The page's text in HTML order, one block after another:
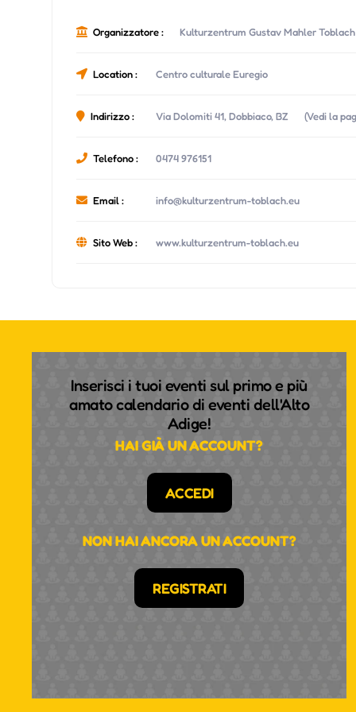
Organizzatore : Kulturzentrum Gustav Mahler Toblach
Location : Centro culturale Euregio
Indirizzo : Via Dolomiti 41, Dobbiaco, BZ (Vedi la
Telefono : 0474 976151
Email : info@kulturzentrum-toblach.eu
Sito Web : www.kulturzentrum-toblach.eu
Inserisci i tuoi eventi sul primo e più
amato calendario di eventi dell'Alto
Adige!
HAI GIÀ UN ACCOUNT?
ACCEDI
NON HAI ANCORA UN ACCOUNT?
REGISTRATI